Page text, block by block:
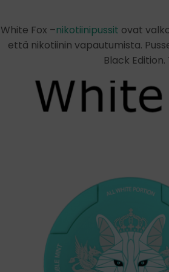
White Fox –nikotiinipussit ovat
että nikotiinin vapautumista.
Black